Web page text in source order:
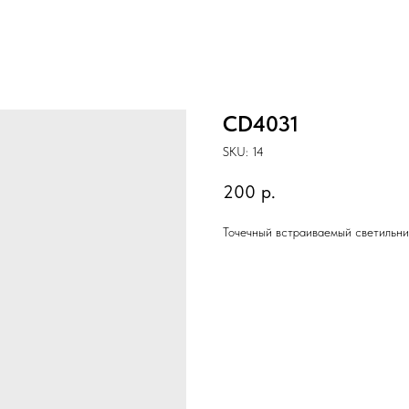
CD4031
SKU: 14
200 р.
Точечный встраиваемый